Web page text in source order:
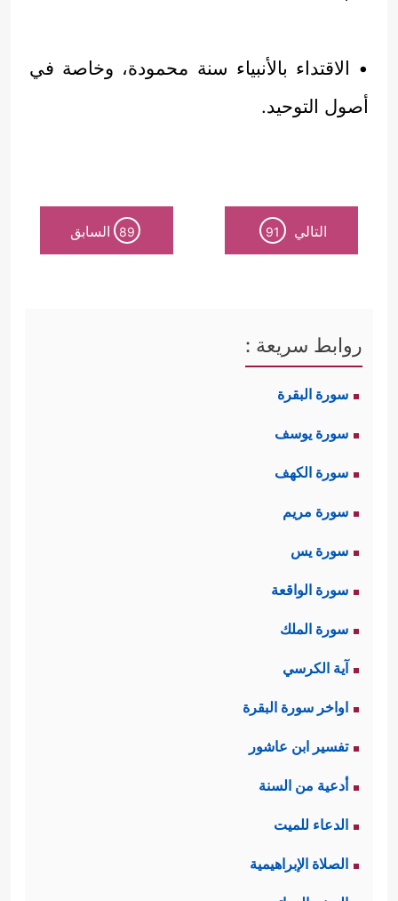
• الاقتداء بالأنبياء سنة محمودة، وخاصة في
أصول التوحيد.
التالي 91
89 السابق
روابط سريعة :
سورة البقرة
سورة يوسف
سورة الكهف
سورة مريم
سورة يس
سورة الواقعة
سورة الملك
آية الكرسي
اواخر سورة البقرة
تفسير ابن عاشور
أدعية من السنة
الدعاء للميت
الصلاة الإبراهيمية